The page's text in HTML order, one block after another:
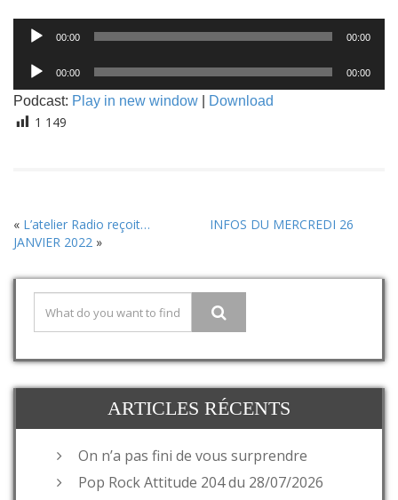
Lecteur
audio
00:00 00:00
Lecteur
audio
00:00 00:00
Podcast: Play in new window Download
1 149
« L’atelier Radio reçoit…
INFOS DU MERCREDI 26
JANVIER 2022 »
ARTICLES RÉCENTS
On n’a pas fini de vous surprendre
Pop Rock Attitude 204 du 28/07/2026